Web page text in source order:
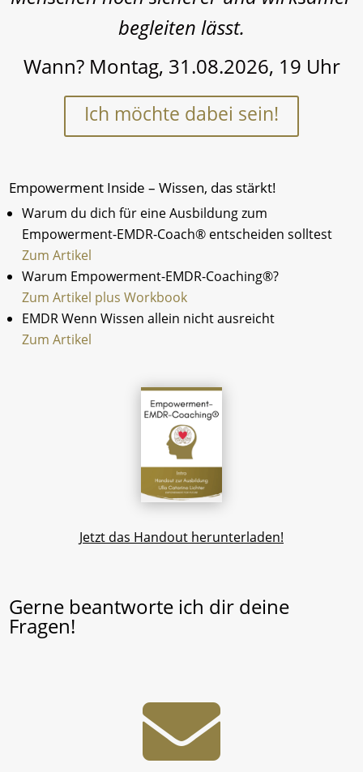
begleiten lässt.
Wann? Montag, 31.08.2026, 19 Uhr
Ich möchte dabei sein!
Empowerment Inside – Wissen, das stärkt!
Warum du dich für eine Ausbildung zum
Empowerment-EMDR-Coach® entscheiden solltest
Zum Artikel
Warum Empowerment-EMDR-Coaching®?
Zum Artikel plus Workbook
EMDR Wenn Wissen allein nicht ausreicht
Zum Artikel
Jetzt das Handout herunterladen!
Gerne beantworte ich dir deine
Fragen!
